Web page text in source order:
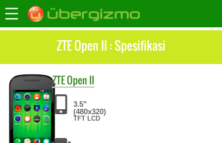
ZTE Open II : Spesifikasi
ZTEOpen II
3.5"
(480x320)
TFT LCD